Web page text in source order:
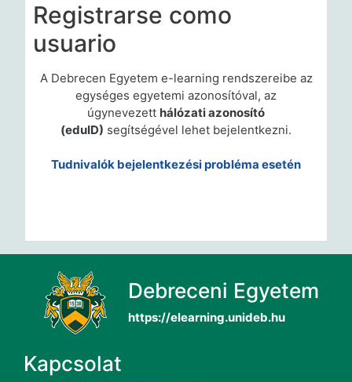
Registrarse como
usuario
A Debrecen Egyetem e-learning rendszereibe az
egységes egyetemi azonosítóval, az
úgynevezett hálózati azonosító
(eduID) segítségével lehet bejelentkezni.
Tudnivalók bejelentkezési probléma esetén
Debreceni Egyetem
https://elearning.unideb.hu
Kapcsolat